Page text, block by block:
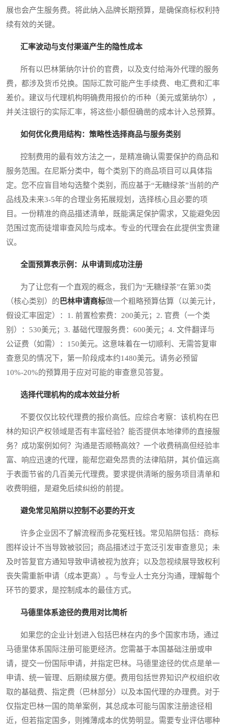
展也会产生服务费。将此纳入品牌长期预算，是确保商标权利持
续有效的关键。
汇率波动与支付渠道产生的隐性成本
所有以巴林第纳尔计价的官费，以及支付给海外代理的服务
费，都涉及货币兑换。国际汇款可能产生手续费、电汇费和汇率
差价。建议与代理机构明确费用报价的币种（美元或第纳尔），
并关注银行的实际汇率，将这些小额但确凿的成本计入总预算。
如何优化费用结构：策略性选择商品与服务类别
控制费用的最有效方法之一，是精准确认需要保护的商品和
服务范围。在尼斯分类中，每个类别下的商品项目可以具体指
定。您不应盲目地勾选整个类别，而应基于“无糖绿茶”当前的产
品线及未来3-5年的合理业务拓展规划，选择核心且必要的项
目。一份精准的商品描述清单，既能满足保护需求，又能避免因
范围过宽而徒增审查风险与成本。专业的代理会在此提供宝贵建
议。
全面预算表示例：从申请到成功注册
为了让您有一个直观的概念，我们为“无糖绿茶”在第30类
（核心类别）的 巴林申请商标做一个粗略预算估算（以美元计，
假设汇率固定）：1. 前置检索费：200美元；2. 官费（一个类
别）：530美元；3. 基础代理服务费：600美元；4. 文件翻译与
公证费（如需）：150美元。这意味着在一切顺利、无需答复审
查意见的情况下，第一阶段成本约1480美元。请务必预留
10%-20%的预算用于应对可能的审查意见答复。
选择代理机构的成本效益分析
不要仅仅比较代理费的报价高低。应综合考察：该机构在巴
林的知识产权领域是否有丰富经验？能否提供本地律师的直接服
务？成功案例如何？沟通是否顺畅高效？一个收费稍高但经验丰
富、响应迅速的代理，能帮您避免昂贵的法律陷阱，其价值远高
于表面节省的几百美元代理费。要求提供清晰的服务项目清单和
收费明细，是避免后续纠纷的前提。
避免常见陷阱以控制不必要的开支
许多企业因不了解流程而多花冤枉钱。常见陷阱包括：商标
图样设计不当导致被驳回；商品描述过于宽泛引发审查意见；未
及时答复官方通知导致申请被视为放弃；以及忽视续展导致权利
丧失需重新申请（成本更高）。与专业人士充分沟通，理解每个
环节的要求，是控制成本的最佳方式。
马德里体系途径的费用对比简析
如果您的企业计划进入包括巴林在内的多个国家市场，通过
马德里体系国际注册可能更经济。您需基于本国基础注册或申
请，提交一份国际申请，并指定巴林。马德里途径的优点是单一
申请、统一管理、后期续展方便。费用包括世界知识产权组织收
取的基础费、指定费（巴林部分）以及本国代理的办理费。对于
仅指定巴林一国的简单案例，其总成本可能与国家注册途径相
近，但若指定国多，则摊薄成本的优势明显。需要专业评估哪种